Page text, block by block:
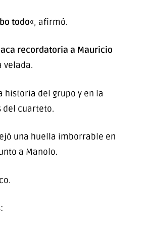
todo«, afirmó.
recordatoria a Mauricio
velada.
historia del grupo y en la
del cuarteto.
una huella imborrable en
a Manolo.